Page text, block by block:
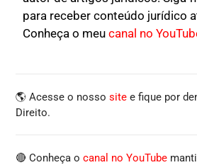
para receber conteúdo jurídico
Conheça o meucanal no
🌎 Acesse o nossosite e fique por
Direito.
🔴 Conheça ocanal no YouTube